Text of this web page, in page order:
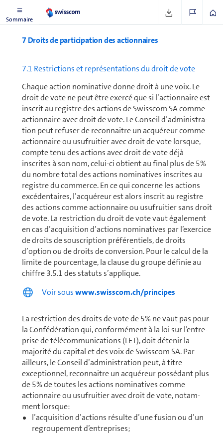
Sommaire
7 Droits de par­ti­ci­pa­tion des ac­tion­naires
7.1 Restrictions et représentations du droit de vote
Chaque action nominative donne droit à une voix. Le
droit de vote ne peut être exercé que si l’actionnaire est
inscrit au registre des actions de Swisscom SA comme
actionnaire avec droit de vote. Le Conseil d’ad­mi­nis­tra­
tion peut refuser de reconnaître un acquéreur comme
actionnaire ou usufruitier avec droit de vote lorsque,
compte tenu des actions avec droit de vote déjà
inscrites à son nom, celui-ci obtient au final plus de 5%
du nombre total des actions nominatives inscrites au
registre du commerce. En ce qui concerne les actions
excédentaires, l’acquéreur est alors inscrit au registre
des actions comme actionnaire ou usufruitier sans droit
de vote. La restriction du droit de vote vaut éga­le­ment
en cas d’acquisition d’actions nominatives par l’exercice
de droits de souscription pré­fé­ren­tiels, de droits
d’option ou de droits de conversion. Pour le calcul de la
limite de pourcentage, la clause du groupe définie au
chiffre 3.5.1 des statuts s’applique.
Voir souswww.swisscom.ch/principes
La restriction des droits de vote de 5% ne vaut pas pour
la Confédération qui, conformément à la loi sur l’en­tre­
prise de télécom­mu­ni­ca­tions (LET), doit détenir la
majorité du capital et des voix de Swisscom SA. Par
ailleurs, le Conseil d’ad­mi­nis­tra­tion peut, à titre
exceptionnel, reconnaître un acquéreur possédant plus
de 5% de toutes les actions nominatives comme
actionnaire ou usufruitier avec droit de vote, no­tam­
ment lorsque:
l’acquisition d’actions résulte d’une fusion ou d’un
regroupement d’en­tre­prises;